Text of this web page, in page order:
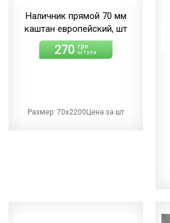
Наличник прямой 70 мм
каштан европейский, шт
270 грн
штука
Размер: 70х2200Цена за шт